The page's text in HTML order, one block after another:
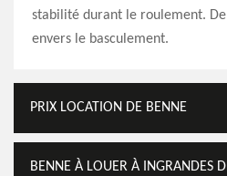
stabilité durant le roulement.
envers le basculement.
PRIX LOCATION DE BENNE
BENNE À LOUER À INGRANDES